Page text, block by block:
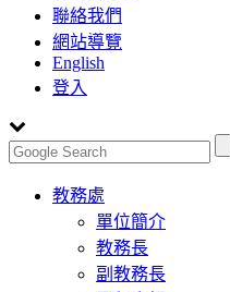
聯絡我們
網站導覽
English
登入
Toggle
navigation
教務處
單位簡介
教務長
副教務長